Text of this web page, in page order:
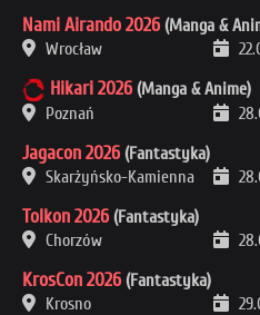
Nami Airando 2026 (Manga &
Wrocław
Hikari 2026 (Manga & Anime)
Poznań
Jagacon 2026 (Fantastyka)
Skarżyńsko-Kamienna
Tolkon 2026 (Fantastyka)
Chorzów
KrosCon 2026 (Fantastyka)
Krosno